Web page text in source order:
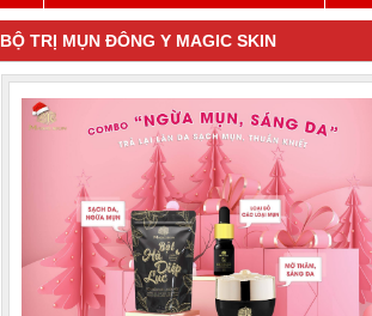
BỘ TRỊ MỤN ĐÔNG Y MAGIC SKIN